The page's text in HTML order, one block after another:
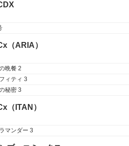
（ARIA）
晩餐 2
ィティ 3
秘密 3
（ITAN）
マンダー 3